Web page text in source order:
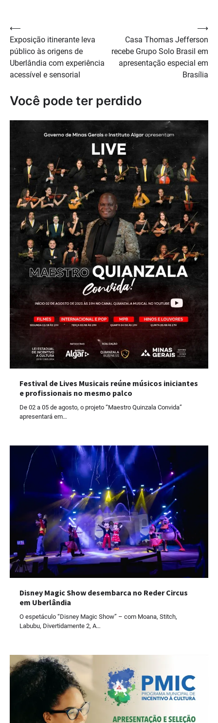
Navegação
de
Post
⟵
Exposição itinerante leva
público às origens de
Uberlândia com experiência
acessível e sensorial
Casa Thomas Jefferson
recebe Grupo Solo Brasil em
apresentação especial em
Brasília
⟶
Você pode ter perdido
Festival de Lives Musicais reúne músicos iniciantes
e profissionais no mesmo palco
De 02 a 05 de agosto, o projeto “Maestro Quinzala Convida”
apresentará em…
Disney Magic Show desembarca no Reder Circus
em Uberlândia
O espetáculo “Disney Magic Show” – com Moana, Stitch,
Labubu, Divertidamente 2, A…